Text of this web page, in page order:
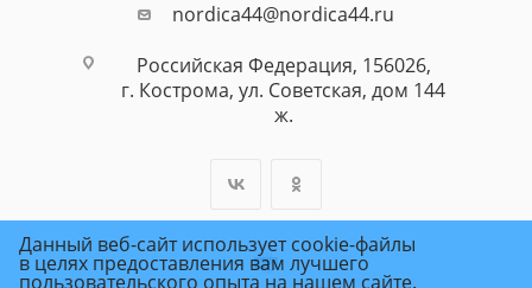
nordica44@nordica44.ru
Российская Федерация, 156026,
г. Кострома, ул. Советская, дом 144
ж.
Данный веб-сайт использует cookie-файлы
в целях предоставления вам лучшего
пользовательского опыта на нашем сайте.